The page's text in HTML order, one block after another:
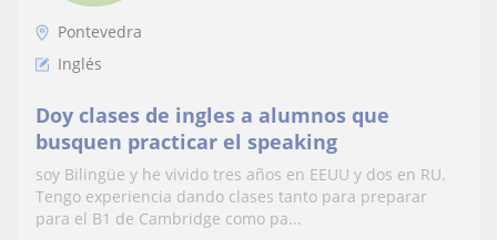
Pontevedra
Inglés
Doy clases de ingles a alumnos que
busquen practicar el speaking
soy Bilingüe y he vivido tres años en EEUU y dos en RU.
Tengo experiencia dando clases tanto para preparar
para el B1 de Cambridge como pa...